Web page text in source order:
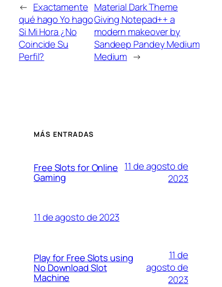
← Exactamente
qué hago Yo hago
Si Mi Hora ¿No
Coincide Su
Perfil?
Material Dark Theme
Giving Notepad++ a
modern makeover by
Sandeep Pandey Medium
Medium →
MÁS ENTRADAS
Free Slots for Online
Gaming
11 de agosto de
2023
11 de agosto de 2023
Play for Free Slots using
No Download Slot
Machine
11 de
agosto de
2023